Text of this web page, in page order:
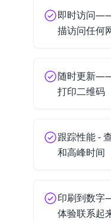
即时访问
描访问任何
随时更新
打印二维码
跟踪性能 -
和高峰时间
印刷到数
体验联系起